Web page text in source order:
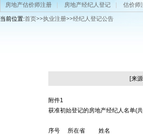
房地产估价师注册 房地产经纪人登记 估价师
当前位置:首页>>执业注册>>经纪人登记公告
[来
附件1
获准初始登记的房地产经纪人名单(共
序号 所在省 姓名